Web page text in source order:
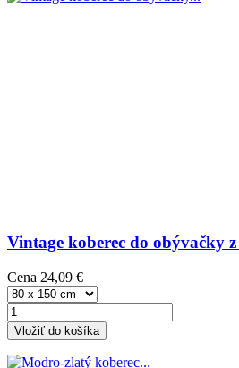
Vintage koberec do obývačky
Cena 24,09 €
Vložiť do košíka